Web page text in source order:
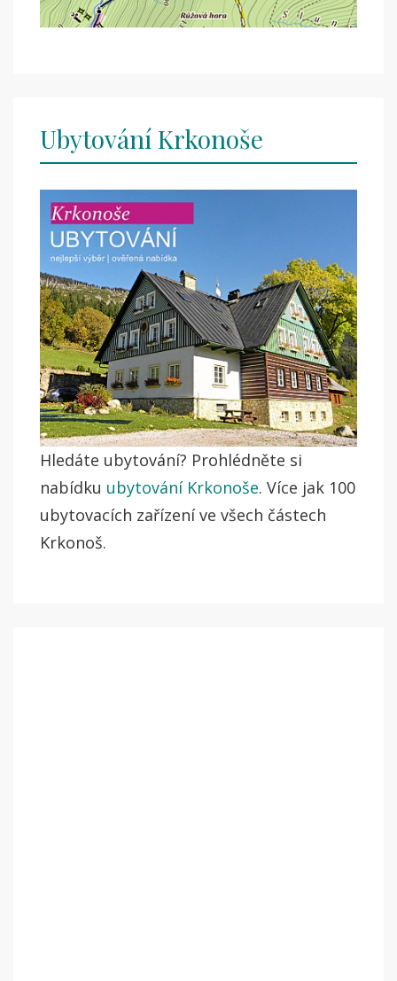
Ubytování Krkonoše
Hledáte ubytování? Prohlédněte si
nabídku ubytování Krkonoše. Více jak 100
ubytovacích zařízení ve všech částech
Krkonoš.